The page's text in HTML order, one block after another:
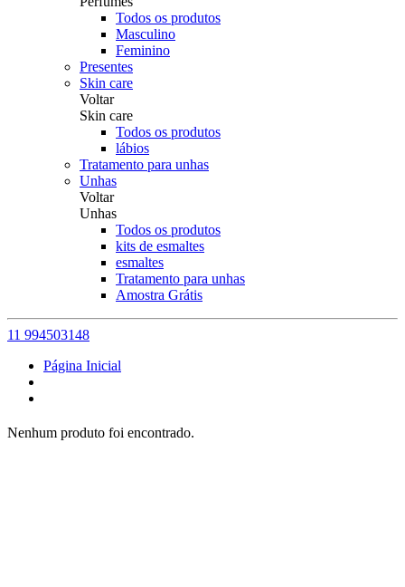
Todos os produtos
Masculino
Feminino
Presentes
Skin care
Voltar
Skin care
Todos os produtos
lábios
Tratamento para unhas
Unhas
Voltar
Unhas
Todos os produtos
kits de esmaltes
esmaltes
Tratamento para unhas
Amostra Grátis
11 994503148
Página Inicial
Nenhum produto foi encontrado.